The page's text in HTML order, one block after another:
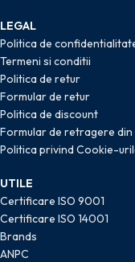
LEGAL
Politica de
Termeni si conditii
Politica de retur
Formular de retur
Politica de discount
Formular de retragere
Politica privind Cookie-
UTILE
Certificare ISO 9001
Certificare ISO 14001
Brands
ANPC